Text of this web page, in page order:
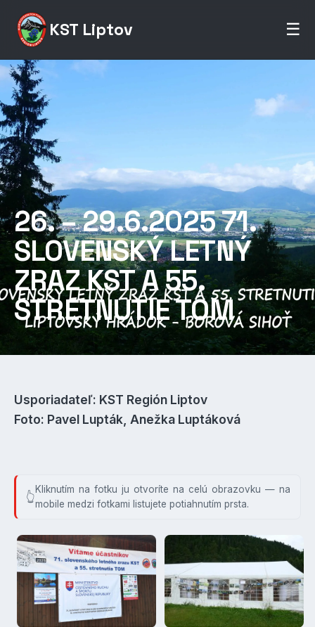
KST Liptov ☰
26. – 29.6.2025 71.
SLOVENSKÝ LETNÝ
ZRAZ KST A 55.
STRETNUTIE TOM
Usporiadateľ: KST Región Liptov
Foto: Pavel Lupták, Anežka Luptáková
Kliknutím na fotku ju otvoríte na celú obrazovku — na
mobile medzi fotkami listujete potiahnutím prsta.